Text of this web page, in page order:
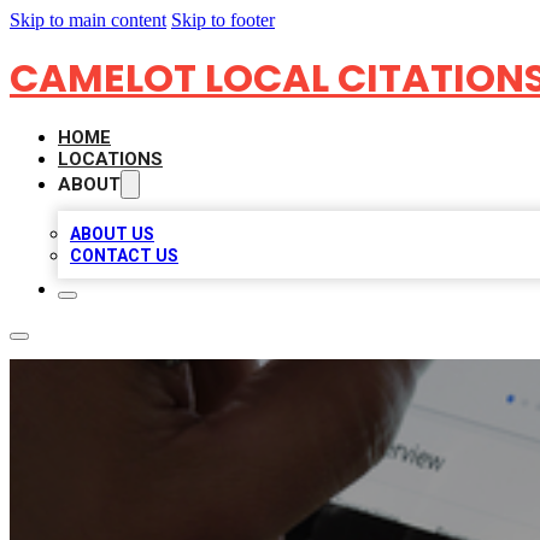
Skip to main content Skip to footer
CAMELOT LOCAL
HOME
LOCATIONS
ABOUT
ABOUT US
CONTACT US